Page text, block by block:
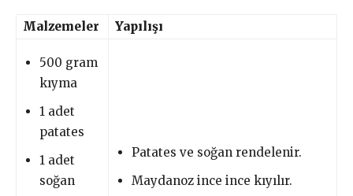
Malzemeler Yapılışı
500 gram
kıyma
1 adet
patates
1 adet
soğan
Patates ve soğan rendelenir.
Maydanoz ince ince kıyılır.